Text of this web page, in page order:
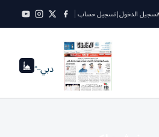
تسجيل الدخول|تسجيل حساب
دبي--°